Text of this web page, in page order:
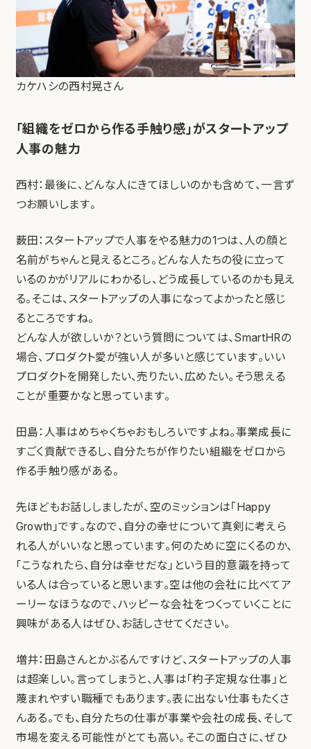
カケハシの西村晃さん
「組織をゼロから作る手触り感」がスタートアップ
人事の魅力
西村：最後に、どんな人にきてほしいのかも含めて、一言ず
つお願いします。
薮田：スタートアップで人事をやる魅力の1つは、人の顔と
名前がちゃんと見えるところ。どんな人たちの役に立って
いるのかがリアルにわかるし、どう成長しているのかも見え
る。そこは、スタートアップの人事になってよかったと感じ
るところですね。
どんな人が欲しいか？という質問については、SmartHRの
場合、プロダクト愛が強い人が多いと感じています。いい
プロダクトを開発したい、売りたい、広めたい。そう思える
ことが重要かなと思っています。
田島：人事はめちゃくちゃおもしろいですよね。事業成長に
すごく貢献できるし、自分たちが作りたい組織をゼロから
作る手触り感がある。
先ほどもお話ししましたが、空のミッションは「Happy
Growth」です。なので、自分の幸せについて真剣に考えら
れる人がいいなと思っています。何のために空にくるのか、
「こうなれたら、自分は幸せだな」という目的意識を持って
いる人は合っていると思います。空は他の会社に比べてア
ーリーなほうなので、ハッピーな会社をつくっていくことに
興味がある人はぜひ、お話しさせてください。
増井：田島さんとかぶるんですけど、スタートアップの人事
は超楽しい。言ってしまうと、人事は「杓子定規な仕事」と
蔑まれやすい職種でもあります。表に出ない仕事もたくさ
んある。でも、自分たちの仕事が事業や会社の成長、そして
市場を変える可能性がとても高い。そこの面白さに、ぜひ